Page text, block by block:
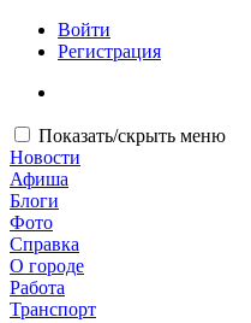
Войти
Регистрация
Показать/скрыть меню
Новости
Афиша
Блоги
Фото
Справка
О городе
Работа
Транспорт